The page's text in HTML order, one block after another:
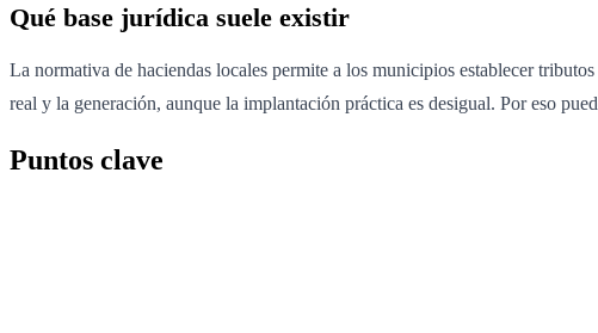
Qué base jurídica suele existir
La normativa de haciendas locales permite a los municipios establecer
real y la generación, aunque la implantación práctica es desigual. Por eso
Puntos clave